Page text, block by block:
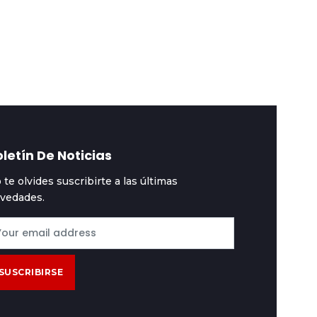
De Noticias
te olvides suscribirte a las últimas
SUSCRIBIRSE